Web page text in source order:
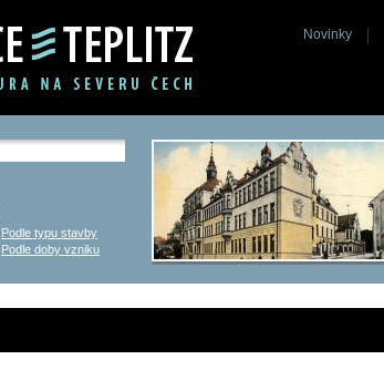
Novinky
Podle typu stavby
Podle doby vzniku